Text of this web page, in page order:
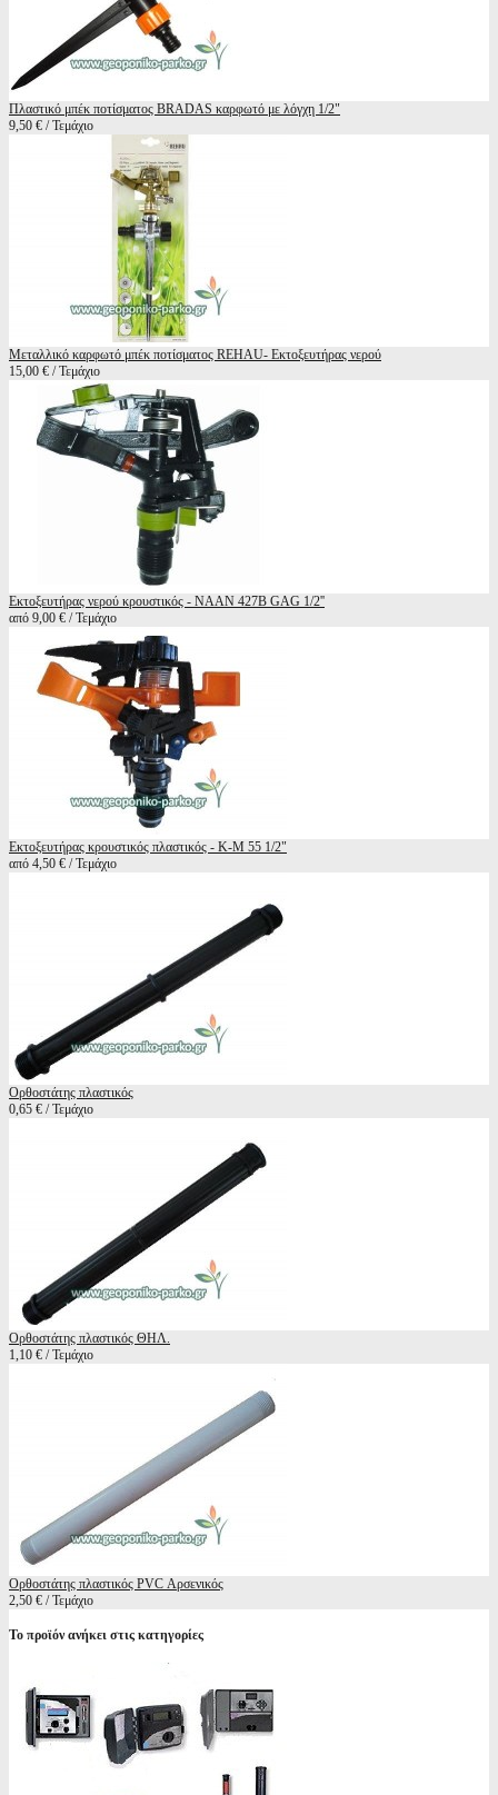
Πλαστικό μπέκ ποτίσματος BRADAS καρφωτό με λόγχη 1/2"
9,50 € / Τεμάχιο
Μεταλλικό καρφωτό μπέκ ποτίσματος REHAU- Εκτοξευτήρας νερού
15,00 € / Τεμάχιο
Εκτοξευτήρας νερού κρουστικός - NAAN 427B GAG 1/2''
από 9,00 € / Τεμάχιο
Εκτοξευτήρας κρουστικός πλαστικός - K-M 55 1/2"
από 4,50 € / Τεμάχιο
Ορθοστάτης πλαστικός
0,65 € / Τεμάχιο
Ορθοστάτης πλαστικός ΘΗΛ.
1,10 € / Τεμάχιο
Ορθοστάτης πλαστικός PVC Αρσενικός
2,50 € / Τεμάχιο
Το προϊόν ανήκει στις κατηγορίες